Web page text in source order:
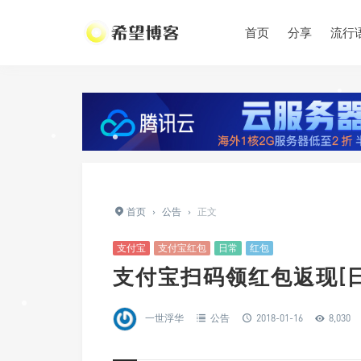
首页 分享 流行
首页 › 公告 › 正文
支付宝 支付宝红包 日常 红包
支付宝扫码领红包返现[
一世浮华 公告 2018-01-16 8,030
•
•
•